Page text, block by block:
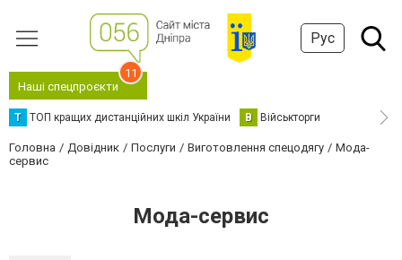
Рус
Наші спецпроєкти
11
Т ТОП кращих дистанційних шкіл України В Військторги
Головна Довідник Послуги Виготовлення спецодягу
Мода-
сервис
Мода-сервис